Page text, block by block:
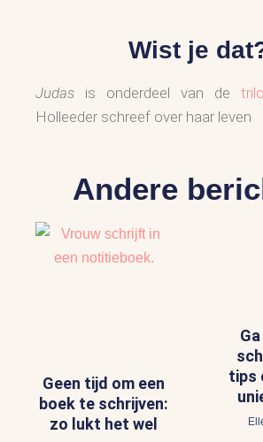
Wist je
Judas is onderdeel van de
Holleeder schreef over haar leven
Andere
Geen tijd om een
boek te schrijven:
zo lukt het wel
tips